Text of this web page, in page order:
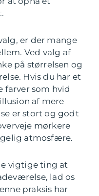
er der mange
Ved valg af
på størrelsen og
Hvis du har et
farver som hvid
af mere
er stort og godt
mørkere
atmosfære.
vigtige ting at
lad os
praksis har